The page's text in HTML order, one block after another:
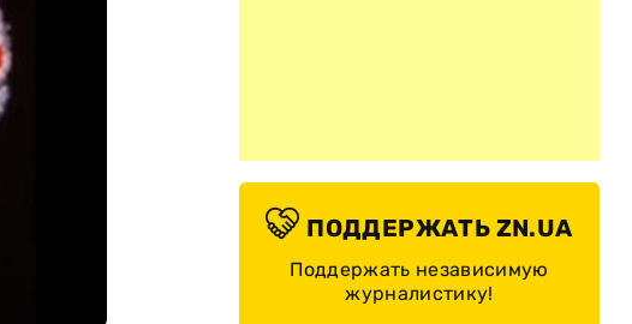
ПОДДЕРЖАТЬ ZN.UA
Поддержать независимую
журналистику!